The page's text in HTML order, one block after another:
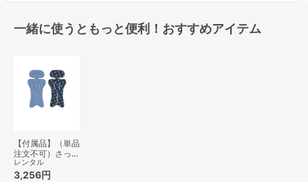
一緒に使うともっと便利！おすすめアイテム
【付属品】（単品
注文不可）さっと
洗えるサラッとマ
ット ベビーカー
レンタル
3,256円